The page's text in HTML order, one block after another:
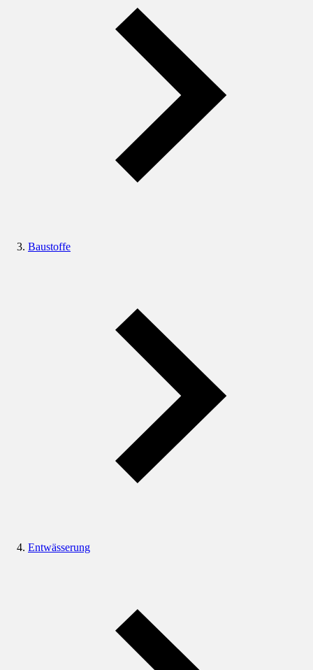
Baustoffe
Entwässerung